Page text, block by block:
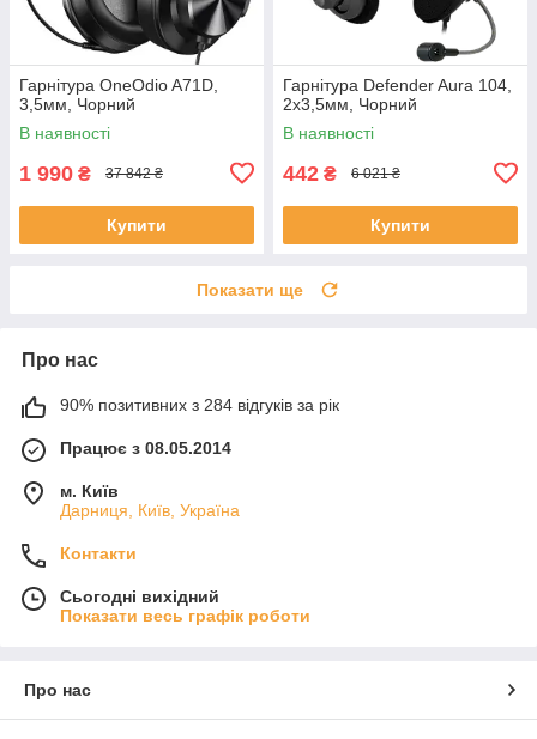
Гарнітура OneOdio A71D,
3,5мм, Чорний
В наявності
1 990 ₴ 37 842 ₴
Купити
Гарнітура Defender Aura 104,
2х3,5мм, Чорний
В наявності
442 ₴ 6 021 ₴
Купити
Показати ще
Про нас
90% позитивних з 284 відгуків за рік
Працює з 08.05.2014
м. Київ
Дарниця, Київ, Україна
Контакти
Сьогодні вихідний
Показати весь графік роботи
Про нас